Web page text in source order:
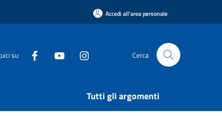
Accedi all'area personale
su Cerca
Tutti gli argomenti